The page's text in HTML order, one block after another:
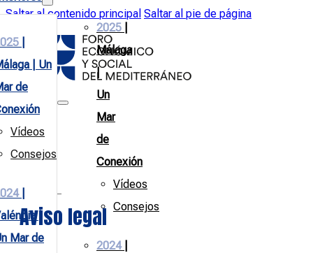
Saltar al contenido principal Saltar al pie de página
| Un
de
Vídeos
Consejos
|
|
Mar de
2025
Málaga
|
Un
Mar
de
Conexión
Vídeos
Consejos
2024|
Aviso legal